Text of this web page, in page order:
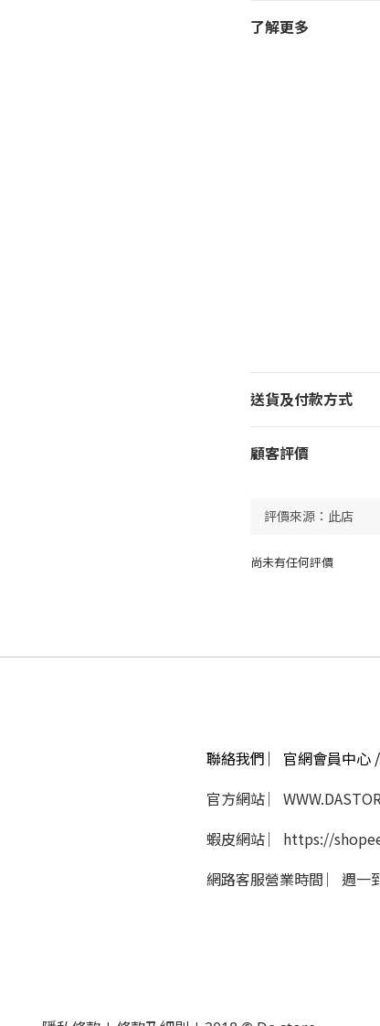
了解更多
送貨及付款方式
顧客評價
尚未有任何評價
聯絡我們 ︳官網會員中心
官方網站
蝦皮網站 ︳https://
網路客服營業時間 ︳週一